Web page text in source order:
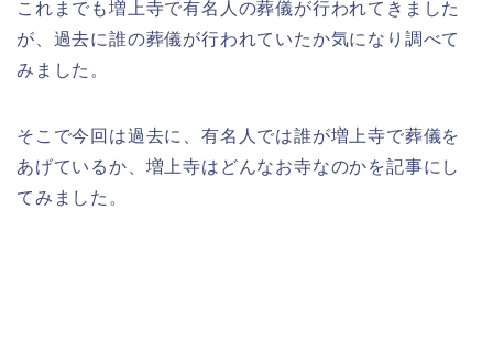
これまでも増上寺で有名人の葬儀が行われてきました
が、過去に誰の葬儀が行われていたか気になり調べて
みました。
そこで今回は過去に、有名人では誰が増上寺で葬儀を
あげているか、増上寺はどんなお寺なのかを記事にし
てみました。